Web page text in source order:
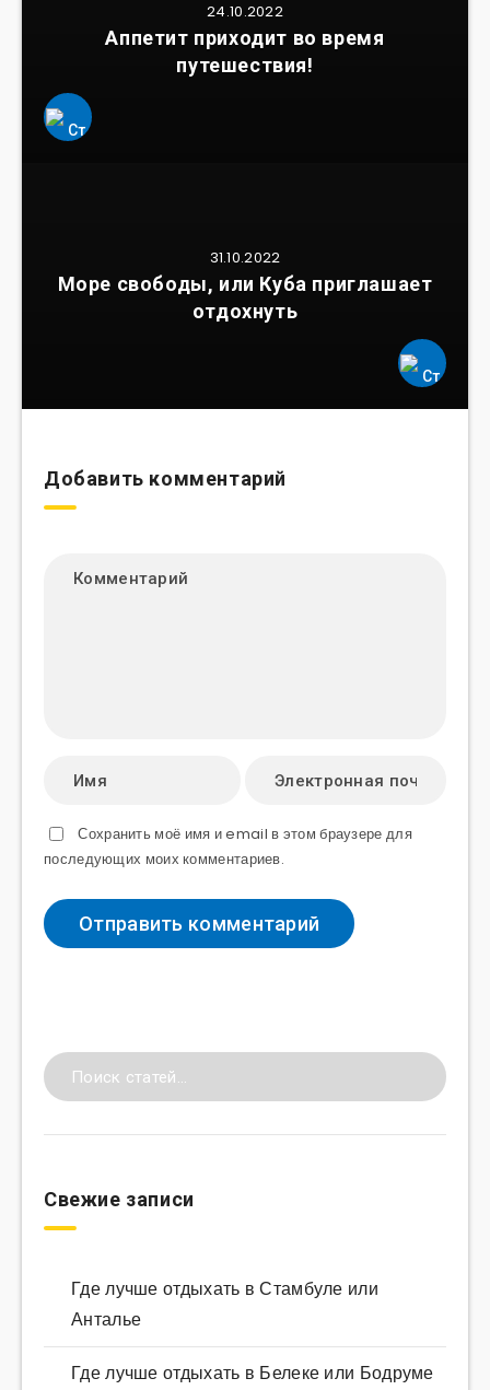
24.10.2022
Аппетит приходит во время
путешествия!
31.10.2022
Море свободы, или Куба приглашает
отдохнуть
Добавить комментарий
Сохранить моё имя и email в этом браузере для
последующих моих комментариев.
Свежие записи
Где лучше отдыхать в Стамбуле или
Анталье
Где лучше отдыхать в Белеке или Бодруме